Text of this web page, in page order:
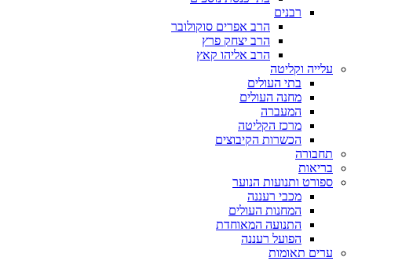
רבנים
הרב אפרים סוקולובר
הרב יצחק פרץ
הרב אליהו קאץ
עלייה וקליטה
בתי העולים
מחנה העולים
המעברה
מרכז הקליטה
הכשרות הקיבוצים
תחבורה
בריאות
ספורט ותנועות הנוער
מכבי רעננה
המחנות העולים
התנועה המאוחדת
הפועל רעננה
ערים תאומות